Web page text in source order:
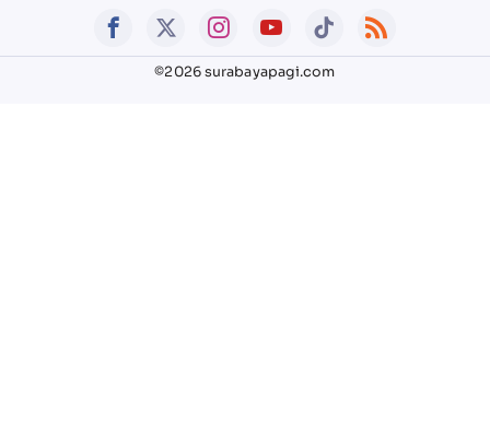
©2026 surabayapagi.com